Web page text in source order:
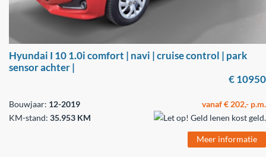
Hyundai I 10 1.0i comfort | navi | cruise control | park
sensor achter |
€ 10950
Bouwjaar: 12-2019
KM-stand: 35.953 KM
vanaf € 202,- p.m.
Meer informatie